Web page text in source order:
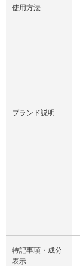
使用方法
ブランド説明
特記事項・成分
表示